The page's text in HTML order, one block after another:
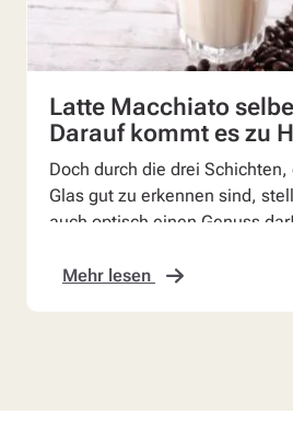
Latte Macchiato
Darauf kommt es zu
Doch durch die drei
Glas gut zu erkennen sind,
auch optisch einen Genuss
Mehr lesen